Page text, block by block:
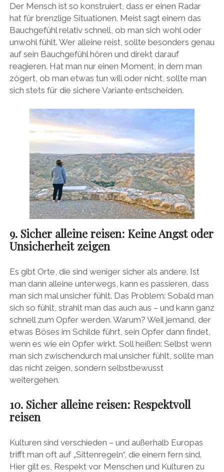
Der Mensch ist so konstruiert, dass er einen Radar
hat für brenzlige Situationen. Meist sagt einem das
Bauchgefühl relativ schnell, ob man sich wohl oder
unwohl fühlt. Wer alleine reist, sollte besonders genau
auf sein Bauchgefühl hören und direkt darauf
reagieren. Hat man nur einen Moment, in dem man
zögert, ob man etwas tun will oder nicht, sollte man
sich stets für die sichere Variante entscheiden.
9. Sicher alleine reisen: Keine Angst oder
Unsicherheit zeigen
Es gibt Orte, die sind weniger sicher als andere. Ist
man dann alleine unterwegs, kann es passieren, dass
man sich mal unsicher fühlt. Das Problem: Sobald man
sich so fühlt, strahlt man das auch aus – und kann ganz
schnell zum Opfer werden. Warum? Weil jemand, der
etwas Böses im Schilde führt, sein Opfer dann findet,
wenn es wie ein Opfer wirkt. Soll heißen: Selbst wenn
man sich zwischendurch mal unsicher fühlt, sollte man
das nicht zeigen, sondern selbstbewusst
weitergehen.
10. Sicher alleine reisen: Respektvoll
reisen
Kulturen sind verschieden – und außerhalb Europas
trifft man oft auf „Sittenregeln“, die einem fern sind.
Hier gilt es, Respekt vor Menschen und Kulturen zu